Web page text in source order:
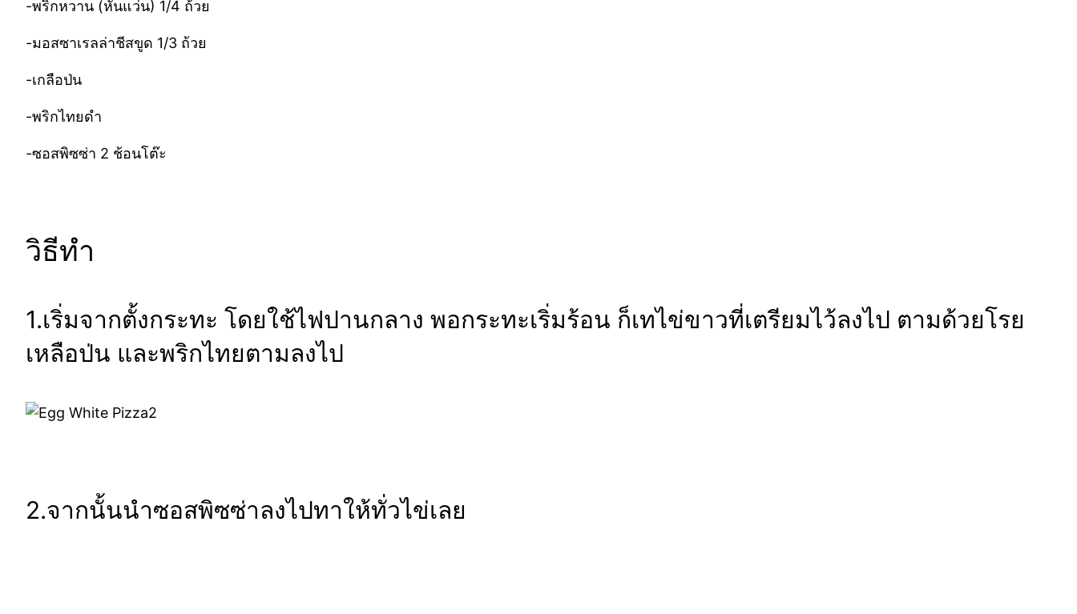
-พริกหวาน (หั่นแว่น) 1/4 ถ้วย
-มอสซาเรลล่าชีสขูด 1/3 ถ้วย
-เกลือป่น
-พริกไทยดำ
-ซอสพิซซ่า 2 ช้อนโต๊ะ
วิธีทำ
1.เริ่มจากตั้งกระทะ โดยใช้ไฟปานกลาง พอกระทะเริ่มร้อน ก็เทไข่ขาวที่เตรียมไว้ลงไป ตามด้วยโรย
เหลือป่น และพริกไทยตามลงไป
2.จากนั้นนำซอสพิซซ่าลงไปทาให้ทั่วไข่เลย